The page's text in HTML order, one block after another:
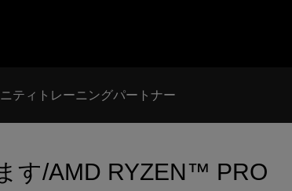
ティ トレーニングパートナー
す/AMD RYZEN™ PRO